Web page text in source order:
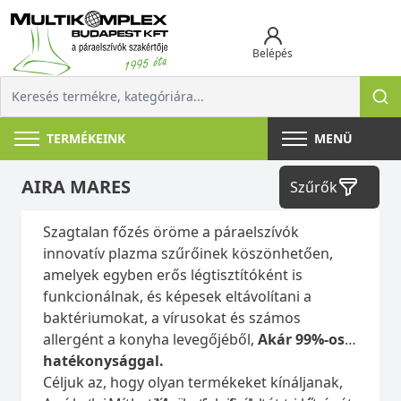
Belépés
TERMÉKEINK MENÜ
AIRA MARES
Szagtalan főzés öröme a páraelszívók
innovatív plazma szűrőinek köszönhetően,
amelyek egyben erős légtisztítóként is
funkcionálnak, és képesek eltávolítani a
baktériumokat, a vírusokat és számos
allergént a konyha levegőjéből, Akár 99%-os
hatékonysággal.
Céljuk az, hogy olyan termékeket kínáljanak,
Szűrők